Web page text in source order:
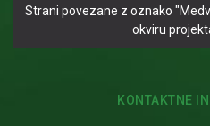
Strani povezane z oznako
okviru
KONTAKTNE